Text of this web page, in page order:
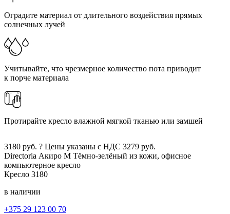
Оградите материал от длительного воздействия прямых
солнечных лучей
Учитывайте, что чрезмерное количество пота приводит
к порче материала
Протирайте кресло влажной мягкой тканью или замшей
3180 руб. ? Цены указаны с НДС 3279 руб.
Directoria Акиро М Тёмно-зелёный из кожи, офисное
компьютерное кресло
Кресло 3180
в наличии
+375 29 123 00 70